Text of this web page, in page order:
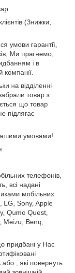
(Знижки,
умови гарантії,
Ми прагнемо,
і в
на відділенні
товар з
що товар
підлягає
умовами!
телефонів,
всі надані
мобільних
LG, Sony, Apple
Qumo Quest,
Benq,
придбані у Нас
, які повернуть